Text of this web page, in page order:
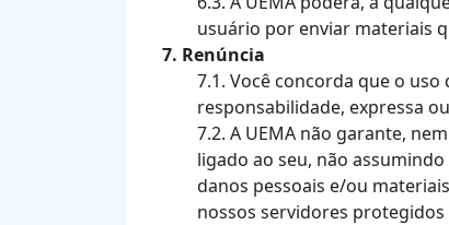
usuário por enviar materiais
7. Renúncia
7.1. Você concorda que o
responsabilidade, expressa
7.2. A UEMA não garante,
ligado ao seu, não
danos pessoais e/ou
nossos servidores